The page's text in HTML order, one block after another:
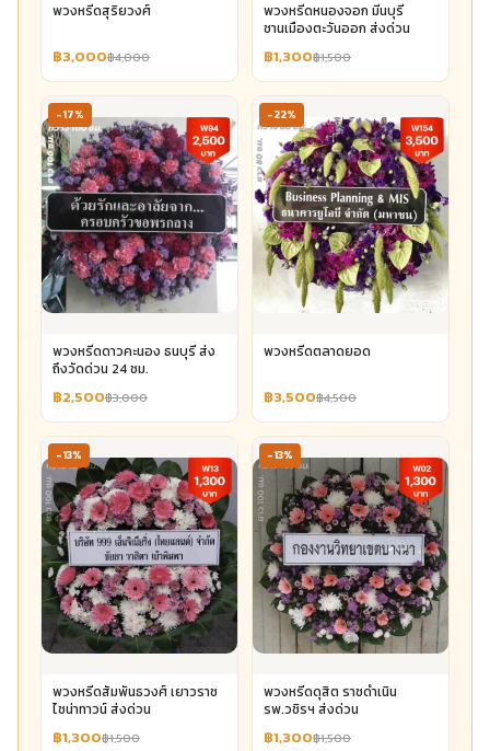
พวงหรีดสุริยวงศ์
฿3,000฿4,000
พวงหรีดหนองจอก มีนบุรี
ชานเมืองตะวันออก ส่งด่วน
฿1,300฿1,500
-17%
พวงหรีดดาวคะนอง ธนบุรี ส่ง
ถึงวัดด่วน 24 ชม.
฿2,500฿3,000
-22%
พวงหรีดตลาดยอด
฿3,500฿4,500
-13%
พวงหรีดสัมพันธวงศ์ เยาวราช
ไชน่าทาวน์ ส่งด่วน
฿1,300฿1,500
-13%
พวงหรีดดุสิต ราชดำเนิน
รพ.วชิรฯ ส่งด่วน
฿1,300฿1,500